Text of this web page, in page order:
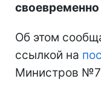
Об этом
ссылкой на
Министров